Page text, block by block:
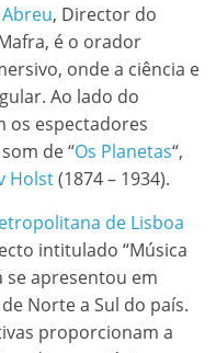
, Director do
é o orador
onde a ciência e
Ao lado do
os espectadores
de “Os Planetas“,
Holst(1874 – 1934).
de Lisboa
intitulado “Música
se apresentou em
Norte a Sul do país.
proporcionam a